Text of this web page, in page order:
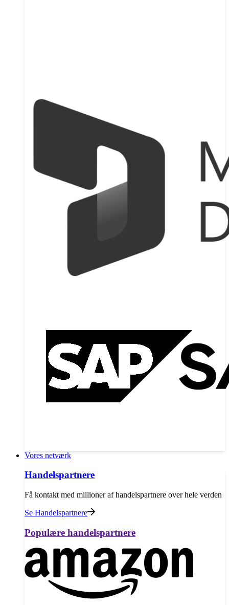
Vores netværk
Handelspartnere
Få kontakt med millioner af handelspartnere over hele verden
Se Handelspartnere
Populære handelspartnere